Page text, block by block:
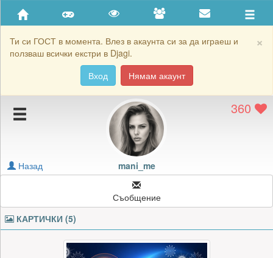
×
Ти си ГОСТ в момента. Влез в акаунта си за да играеш и
ползваш всички екстри в Djagi.
Вход
Нямам акаунт
Приятели
Хронология на игри
Подаръците на mani_me
Картичките на mani_me
Блокирай mani_me
360
mani_me
Назад
Съобщение
КАРТИЧКИ (5)